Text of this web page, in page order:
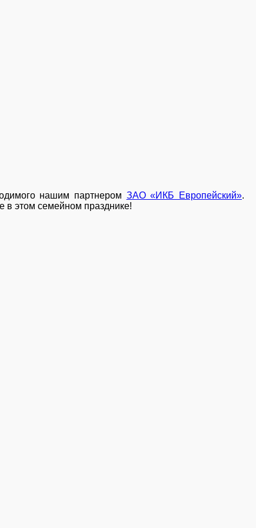
нашим партнером ЗАО «ИКБ Европейский».
в этом семейном празднике!